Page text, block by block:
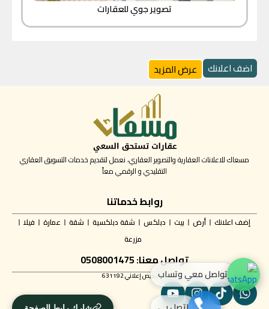
تصوير جوي للعقارات
اضف اعلانك عرض المزيد
مسعاك للاعلانات العقارية والتصوير العقاري، نعمل لتقديم خدمات التسويق العقاري
التقليدي و الرقمي معاً
روابط خدماتنا
إضف اعلانك أرض بيت دبلكس شقة دبلكسية شقة عمارة
فيلا
مزرعة
تواصل معنا: 0508001475
ترخيص إعلاني 631192تواصل معي وتساب